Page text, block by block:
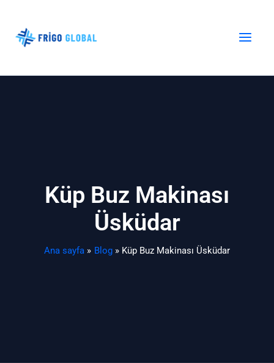
Küp Buz Makinası
Üsküdar
Ana sayfa Blog Küp Buz Makinası Üsküdar